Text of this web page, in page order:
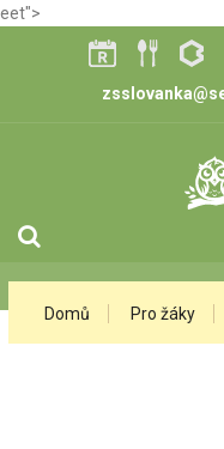
eet">
Domů Pro žáky